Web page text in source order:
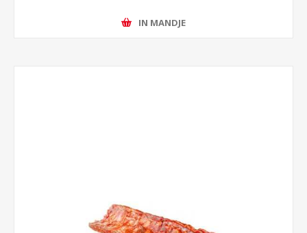
IN MANDJE